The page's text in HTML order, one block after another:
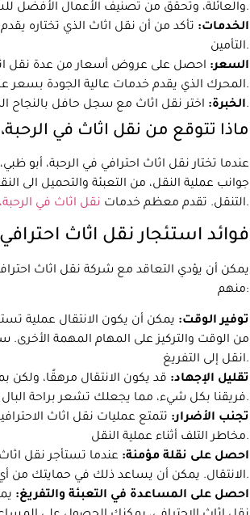
والعائلة، وتحقق من تصنيف الأعمال الأفضل للشركة.
الخدمات: تأكد من أن نقل اثاث الذي تختاره يقدم
التأمين.
السعر: احصل على عروض أسعار من عدة نقل اثاث
المحرك الذي يقدم خدمات عالية الجودة بسعر عادل.
الخبرة:اختر نقل اثاث مع سجل حافل بالنجاح الذين كانوا في الأعمال التجارية لعدة سنوات.
ماذا تتوقع من نقل اثاث في
عندما تختار نقل اثاث احترافي في الرحبة،
جوانب عملية النقل، من التعبئة والتحميل
التنقل. تقدم معظم خدمات نقل اثاث في أيضًا حلول التخزين إذا قمت بتخزين متعلقاتك مؤقتًا أثناء عملية النقل.
فوائد استئجار نقل اثاث
يمكن أن يؤدي التعاقد مع شركة نقل اثاث
منهم:
توفير الوقت: يمكن أن يكون الانتقال عملية
من الوقت والتركيز على المهام المهمة الأخرى.
انقل إلى التفريغ.
تقليل الإجهاد: قد يكون الانتقال مرهقًا،
فريقنا بكل شيء، مما يجعلك تشعر براحة البال.
تجنب الأضرار: تتمتع عمليات نقل اثاث
مخاطر التلف أثناء عملية النقل.
احصل على نقلة مؤمنة: عندما تستأجر نقل
الانتقال. يمكن أن يساعد ذلك في حمايتك من أي أضرار أو خسائر غير متوقعة أثناء عملية النقل.
احصل على المساعدة في التعبئة والتفريغ: